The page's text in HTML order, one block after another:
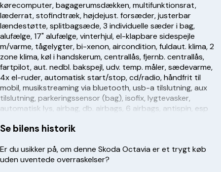
kørecomputer, bagagerumsdækken, multifunktionsrat,
læderrat, stofindtræk, højdejust. forsæder, justerbar
lændestøtte, splitbagsæde, 3 individuelle sæder i bag,
alufælge, 17" alufælge, vinterhjul, el-klapbare sidespejle
m/varme, tågelygter, bi-xenon, aircondition, fuldaut. klima, 2
zone klima, køl i handskerum, centrallås, fjernb. centrallås,
fartpilot, aut. nedbl. bakspejl, udv. temp. måler, sædevarme,
4x el-ruder, automatisk start/stop, cd/radio, håndfrit til
mobil, musikstreaming via bluetooth, usb-a tilslutning, aux
tilslutning, parkeringssensor (bag), isofix, lygtevasker,
automatisk lys, airbag, db. airbags, 6 airbags, antispin, esp
Se bilens historik
Er du usikker på, om denne SkodaOctaviaer et trygt køb
uden uventede overraskelser?